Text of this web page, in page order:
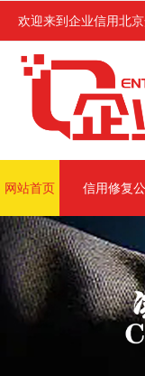
欢迎来到企业信用北
用修复服务,修复范
网站首页 信用修复